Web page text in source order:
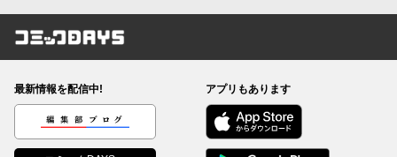
コミックDAYS
最新情報を配信中!
編集部ブログ
アプリもあります